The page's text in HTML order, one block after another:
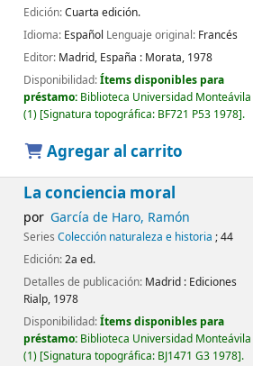
Edición:Cuarta edición.
Idioma: Español Lenguaje original: Francés
Editor: Madrid, España : Morata, 1978
Disponibilidad:Ítems disponibles para
préstamo: Biblioteca Universidad Monteávila
(1) Signatura topográfica: BF721 P53 1978 .
Agregar al carrito
La conciencia moral
por García de Haro, Ramón
Series Colección naturaleza e historia ; 44
Edición:2a ed.
Detalles de publicación: Madrid : Ediciones
Rialp, 1978
Disponibilidad:Ítems disponibles para
préstamo: Biblioteca Universidad Monteávila
(1) Signatura topográfica: BJ1471 G3 1978 .